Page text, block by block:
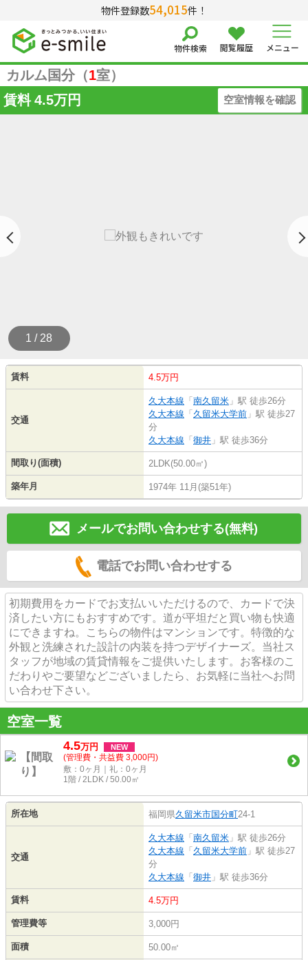
物件登録数54,015件！
物件検索 閲覧履歴 メニュー
カルム国分（1室）
賃料 4.5万円 空室情報を確認
1 / 28
賃料 4.5万円
交通
久大本線 「 南久留米 」駅 徒歩26分
久大本線 「 久留米大学前 」駅 徒歩27
分
久大本線 「 御井 」駅 徒歩36分
間取り(面積) 2LDK(50.00㎡)
築年月 1974年 11月(築51年)
メールでお問い合わせする(無料)
電話でお問い合わせする
初期費用をカードでお支払いいただけるので、カードで決
済したい方にもおすすめです。道が平坦だと買い物も快適
にできますね。こちらの物件はマンションです。特徴的な
外観と洗練された設計の内装を持つデザイナーズ。当社ス
タッフが地域の賃貸情報をご提供いたします。お客様のこ
だわりやご要望などございましたら、お気軽に当社へお問
い合わせ下さい。
空室一覧
4.5万円 NEW
(管理費・共益費 3,000円)
敷：0ヶ月｜礼：0ヶ月
1階 / 2LDK / 50.00㎡
所在地 福岡県久留米市国分町24-1
交通
久大本線 「 南久留米 」駅 徒歩26分
久大本線 「 久留米大学前 」駅 徒歩27
分
久大本線 「 御井 」駅 徒歩36分
賃料 4.5万円
管理費等 3,000円
面積 50.00㎡